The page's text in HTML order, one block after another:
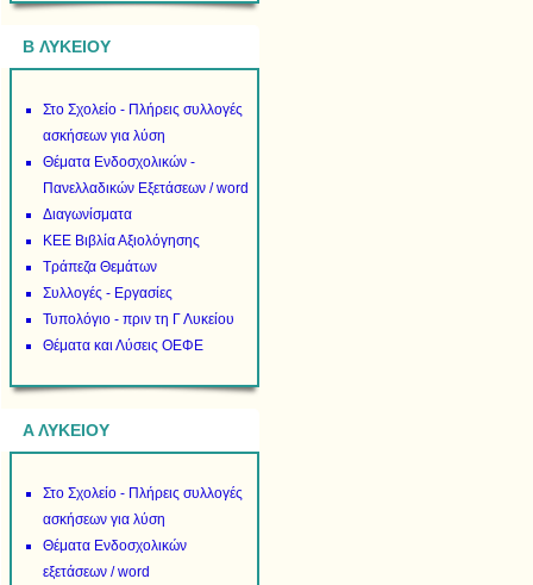
B ΛΥΚΕΙΟΥ
Στο Σχολείο - Πλήρεις συλλογές
ασκήσεων για λύση
Θέματα Ενδοσχολικών -
Πανελλαδικών Εξετάσεων / word
Διαγωνίσματα
ΚΕΕ Βιβλία Αξιολόγησης
Τράπεζα Θεμάτων
Συλλογές - Εργασίες
Τυπολόγιο - πριν τη Γ Λυκείου
Θέματα και Λύσεις ΟΕΦΕ
Α ΛΥΚΕΙΟΥ
Στο Σχολείο - Πλήρεις συλλογές
ασκήσεων για λύση
Θέματα Ενδοσχολικών
εξετάσεων / word